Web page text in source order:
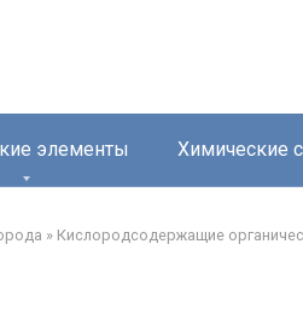
элементы Химические
» Кислородсодержащие